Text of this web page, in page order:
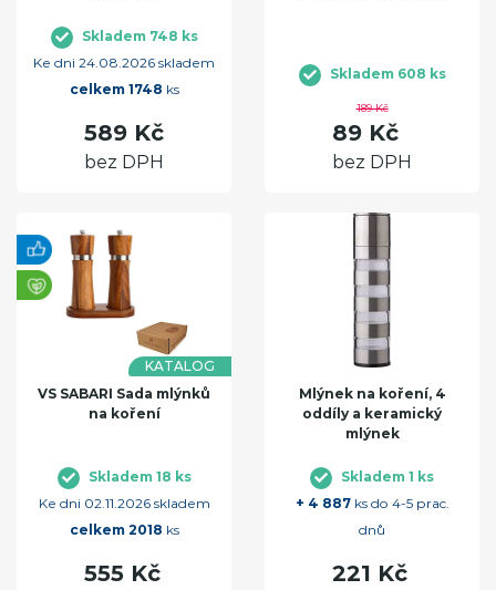
Skladem 748 ks
Ke dni 24.08.2026 skladem
celkem 1748 ks
589 Kč
bez DPH
Skladem 608 ks
189 Kč
89 Kč
bez DPH
KATALOG
VS SABARI Sada mlýnků
na koření
Skladem 18 ks
Ke dni 02.11.2026 skladem
celkem 2018 ks
555 Kč
Mlýnek na koření, 4
oddíly a keramický
mlýnek
Skladem 1 ks
+ 4 887ks do 4-5 prac.
dnů
221 Kč